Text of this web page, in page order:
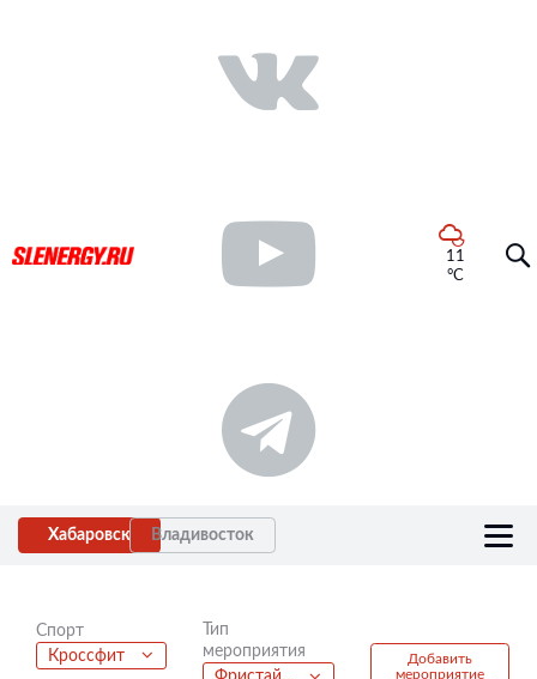
11
°C
Хабаровск Владивосток
Спорт
Кроссфит
Тип
мероприятия
Добавить
мероприятие